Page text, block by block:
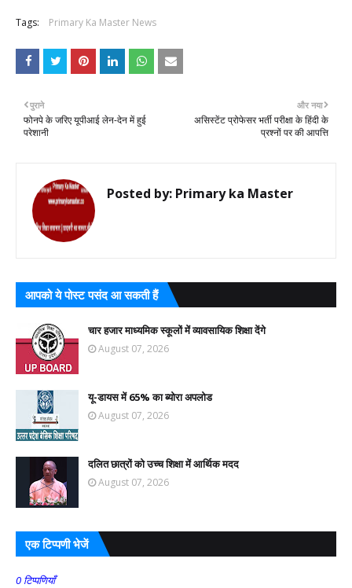
Tags: Primary Ka Master News
और नया
असिस्टेंट प्रोफेसर भर्ती परीक्षा के हिंदी के
प्रश्नों पर की आपत्ति
पुराने
फोनपे के जरिए यूपीआई लेन-देन में हुई
परेशानी
Posted by: Primary ka Master
आपको ये पोस्ट पसंद आ सकती हैं
चार हजार माध्यमिक स्कूलों में व्यावसायिक शिक्षा देंगे
August 07, 2026
यू-डायस में 65% का ब्योरा अपलोड
August 07, 2026
दलित छात्रों को उच्च शिक्षा में आर्थिक मदद
August 07, 2026
एक टिप्पणी भेजें
0 टिप्पणियाँ